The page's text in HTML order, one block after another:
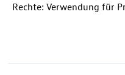
Rechte: Verwendung für